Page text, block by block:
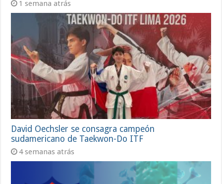
1 semana atrás
David Oechsler se consagra campeón
sudamericano de Taekwon-Do ITF
4 semanas atrás